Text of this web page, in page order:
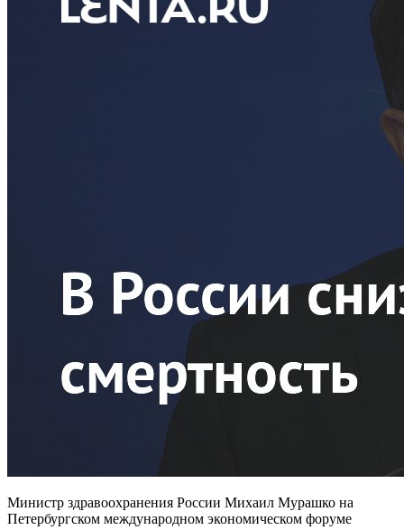
Министр здравоохранения России Михаил Мурашко на
Петербургском международном экономическом форуме